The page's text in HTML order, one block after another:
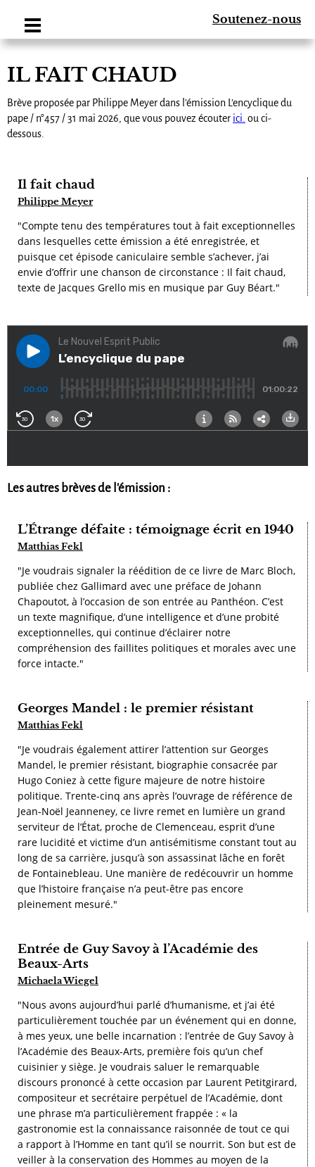
Soutenez-nous
IL FAIT CHAUD
Brève proposée par Philippe Meyer dans l'émission L’encyclique du
pape / n°457 / 31 mai 2026, que vous pouvez écouter ici. ou ci-
dessous.
Il fait chaud
Philippe Meyer
"Compte tenu des températures tout à fait exceptionnelles
dans lesquelles cette émission a été enregistrée, et
puisque cet épisode caniculaire semble s’achever, j’ai
envie d’offrir une chanson de circonstance : Il fait chaud,
texte de Jacques Grello mis en musique par Guy Béart."
Les autres brèves de l'émission :
L’Étrange défaite : témoignage écrit en 1940
Matthias Fekl
"Je voudrais signaler la réédition de ce livre de Marc Bloch,
publiée chez Gallimard avec une préface de Johann
Chapoutot, à l’occasion de son entrée au Panthéon. C’est
un texte magnifique, d’une intelligence et d’une probité
exceptionnelles, qui continue d’éclairer notre
compréhension des faillites politiques et morales avec une
force intacte."
Georges Mandel : le premier résistant
Matthias Fekl
"Je voudrais également attirer l’attention sur Georges
Mandel, le premier résistant, biographie consacrée par
Hugo Coniez à cette figure majeure de notre histoire
politique. Trente-cinq ans après l’ouvrage de référence de
Jean-Noël Jeanneney, ce livre remet en lumière un grand
serviteur de l’État, proche de Clemenceau, esprit d’une
rare lucidité et victime d’un antisémitisme constant tout au
long de sa carrière, jusqu’à son assassinat lâche en forêt
de Fontainebleau. Une manière de redécouvrir un homme
que l’histoire française n’a peut-être pas encore
pleinement mesuré."
Entrée de Guy Savoy à l’Académie des
Beaux-Arts
Michaela Wiegel
"Nous avons aujourd’hui parlé d’humanisme, et j’ai été
particulièrement touchée par un événement qui en donne,
à mes yeux, une belle incarnation : l’entrée de Guy Savoy à
l’Académie des Beaux-Arts, première fois qu’un chef
cuisinier y siège. Je voudrais saluer le remarquable
discours prononcé à cette occasion par Laurent Petitgirard,
compositeur et secrétaire perpétuel de l’Académie, dont
une phrase m’a particulièrement frappée : « la
gastronomie est la connaissance raisonnée de tout ce qui
a rapport à l’Homme en tant qu’il se nourrit. Son but est de
veiller à la conservation des Hommes au moyen de la